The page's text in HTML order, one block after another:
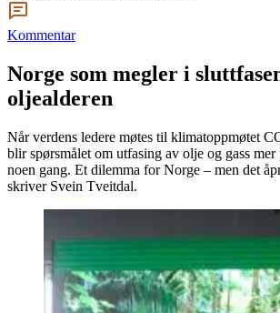
Kommentar
Norge som megler i
oljealderen
Når verdens ledere møtes til klimatoppmøtet
blir spørsmålet om utfasing av olje og gass mer
noen gang. Et dilemma for Norge – men det
skriver Svein Tveitdal.